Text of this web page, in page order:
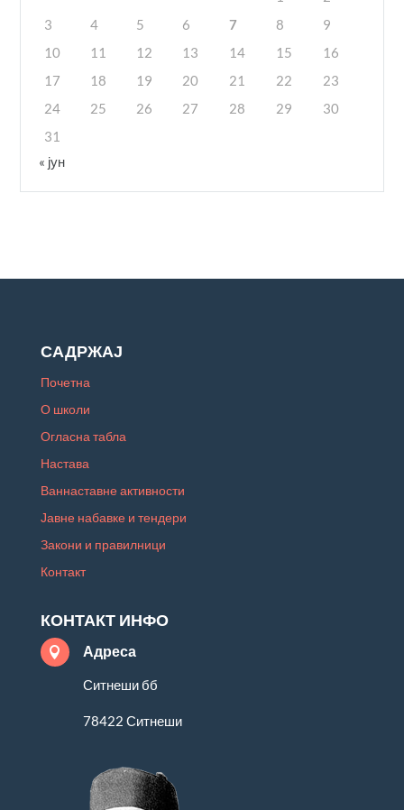
3
4 5 6 7 8
9
10
11 12 13 14 15
16
17
18 19 20 21 22
23
24
25 26 27 28 29
30
31
« јун
САДРЖАЈ
Почетна
О школи
Огласна табла
Настава
Ваннаставне активности
Јавне набавке и тендери
Закони и правилници
Контакт
КОНТАКТ ИНФО
 Адреса
Ситнеши бб
78422 Ситнеши